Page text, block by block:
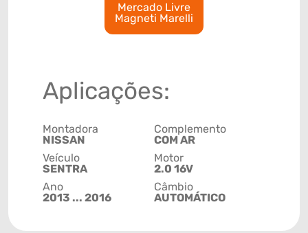
Mercado Livre
Magneti Marelli
Aplicações:
Montadora
NISSAN
Veículo
SENTRA
Ano
2013 ... 2016
Complemento
COM AR
Motor
2.0 16V
Câmbio
AUTOMÁTICO